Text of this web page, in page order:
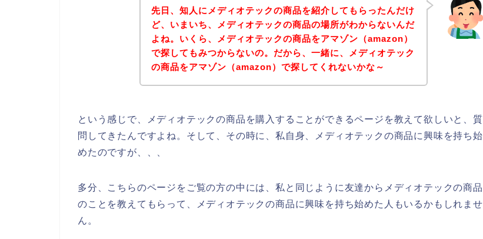
先日、知人にメディオテックの商品を紹介してもらったんだけ
ど、いまいち、メディオテックの商品の場所がわからないんだ
よね。いくら、メディオテックの商品をアマゾン（amazon）
で探してもみつからないの。だから、一緒に、メディオテック
の商品をアマゾン（amazon）で探してくれないかな～
という感じで、メディオテックの商品を購入することができるページを教えて欲しいと、質
問してきたんですよね。そして、その時に、私自身、メディオテックの商品に興味を持ち始
めたのですが、、、
多分、こちらのページをご覧の方の中には、私と同じように友達からメディオテックの商品
のことを教えてもらって、メディオテックの商品に興味を持ち始めた人もいるかもしれませ
ん。